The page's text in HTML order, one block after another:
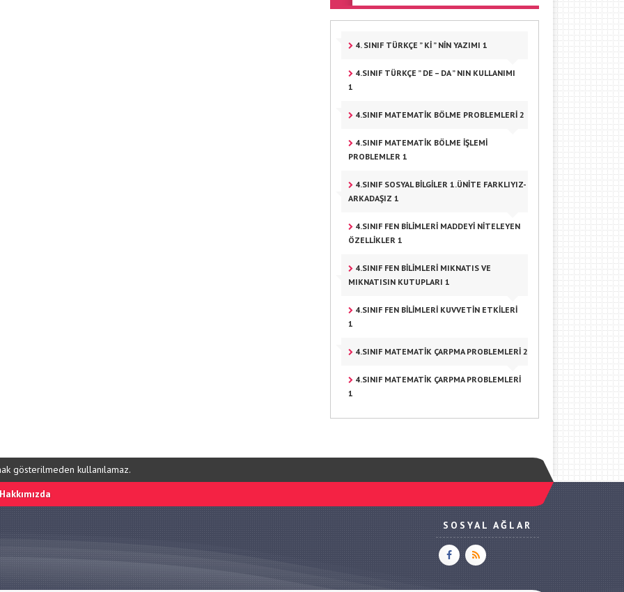
4. SINIF TÜRKÇE ” KI ” NIN YAZIMI 1
4.SINIF TÜRKÇE ” DE – DA ” NIN KULLANIMI
1
4.SINIF MATEMATIK BÖLME PROBLEMLERI 2
4.SINIF MATEMATIK BÖLME IŞLEMI
PROBLEMLER 1
4.SINIF SOSYAL BILGILER 1.ÜNITE FARKLIYIZ-
ARKADAŞIZ 1
4.SINIF FEN BILIMLERI MADDEYI NITELEYEN
ÖZELLIKLER 1
4.SINIF FEN BILIMLERI MIKNATIS VE
MIKNATISIN KUTUPLARI 1
4.SINIF FEN BILIMLERI KUVVETIN ETKILERI
1
4.SINIF MATEMATIK ÇARPMA PROBLEMLERI 2
4.SINIF MATEMATIK ÇARPMA PROBLEMLERI
1
gösterilmeden kullanılamaz.
Hakkımızda
SOSYAL AĞLAR